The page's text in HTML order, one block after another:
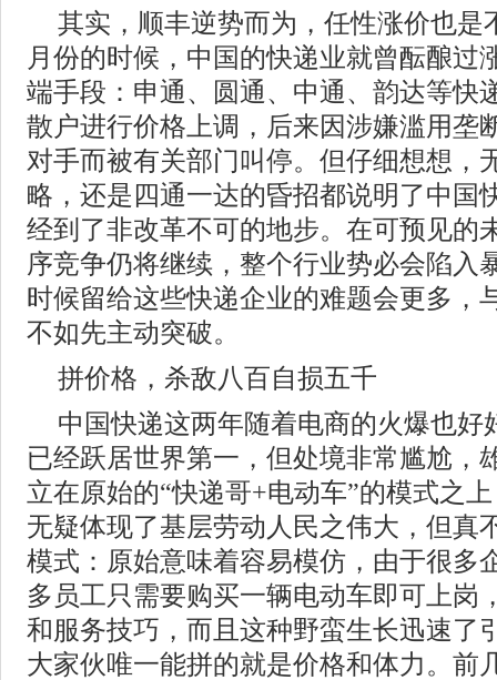
其实，顺丰逆势而为，任性涨价也是
月份的时候，中国的快递业就曾酝酿过
端手段：申通、圆通、中通、韵达等快
散户进行价格上调，后来因涉嫌滥用垄
对手而被有关部门叫停。但仔细想想，
略，还是四通一达的昏招都说明了中国
经到了非改革不可的地步。在可预见的
序竞争仍将继续，整个行业势必会陷入
时候留给这些快递企业的难题会更多，
不如先主动突破。
拼价格，杀敌八百自损五千
中国快递这两年随着电商的火爆也好
已经跃居世界第一，但处境非常尴尬，
立在原始的“快递哥+电动车”的模式之
无疑体现了基层劳动人民之伟大，但真
模式：原始意味着容易模仿，由于很多
多员工只需要购买一辆电动车即可上岗
和服务技巧，而且这种野蛮生长迅速了
大家伙唯一能拼的就是价格和体力。前